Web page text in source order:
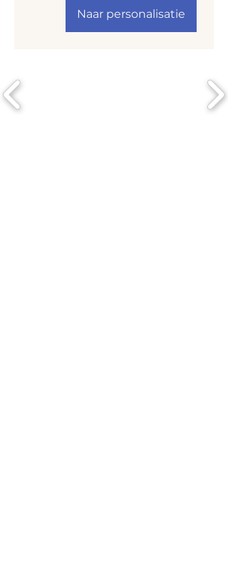
Naar personalisatie